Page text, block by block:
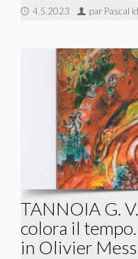
4.5.2023 par Pascal
TANNOIA G.
colora il
in Olivier